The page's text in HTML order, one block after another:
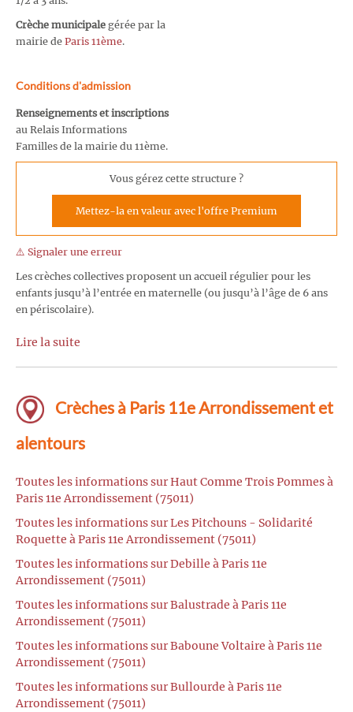
Crèche municipale gérée par la
mairie de Paris 11ème.
Conditions d'admission
Renseignements et inscriptions
au Relais Informations
Familles de la mairie du 11ème.
Vous gérez cette structure ?
Mettez-la en valeur avec l'offre Premium
⚠️ Signaler une erreur
Les crèches collectives proposent un accueil régulier pour les
enfants jusqu’à l’entrée en maternelle (ou jusqu’à l’âge de 6 ans
en périscolaire).
Lire la suite
Crèches à Paris 11e Arrondissement et
alentours
Toutes les informations sur Haut Comme Trois Pommes à
Paris 11e Arrondissement (75011)
Toutes les informations sur Les Pitchouns - Solidarité
Roquette à Paris 11e Arrondissement (75011)
Toutes les informations sur Debille à Paris 11e
Arrondissement (75011)
Toutes les informations sur Balustrade à Paris 11e
Arrondissement (75011)
Toutes les informations sur Baboune Voltaire à Paris 11e
Arrondissement (75011)
Toutes les informations sur Bullourde à Paris 11e
Arrondissement (75011)